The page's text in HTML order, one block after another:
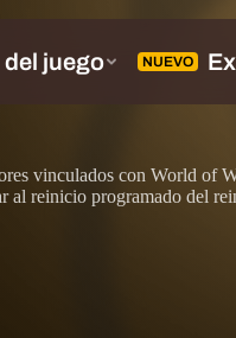
vinculados con World
al reinicio programado del